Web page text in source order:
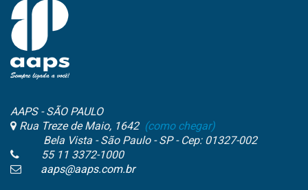
AAPS - SÃO PAULO
Rua Treze de Maio, 1642 (como chegar)
Bela Vista - São Paulo - SP - Cep: 01327-002
55 11 3372-1000
aaps@aaps.com.br